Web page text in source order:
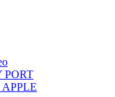
PORT
APPLE